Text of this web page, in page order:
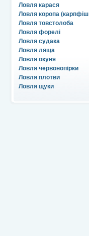
Ловля карася
Ловля коропа
Ловля товстолоба
Ловля форелі
Ловля судака
Ловля ляща
Ловля окуня
Ловля червонопірки
Ловля плотви
Ловля щуки